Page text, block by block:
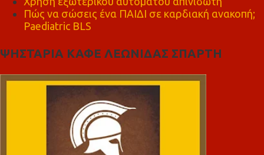
Πώς να σώσεις ένα ΠΑΙΔΙ σε καρδιακή ανακοπή;
Paediatric BLS
ΨΗΣΤΑΡΙΑ ΚΑΦΕ ΛΕΩΝΙΔΑΣ ΣΠΑΡΤΗ